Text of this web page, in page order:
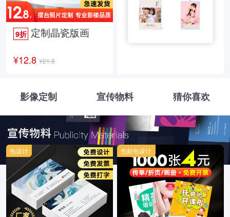
9折 定制晶瓷版画
¥12.8 ¥21.8
影像定制 宣传物料 猜你喜欢
包设计 包邮包设计